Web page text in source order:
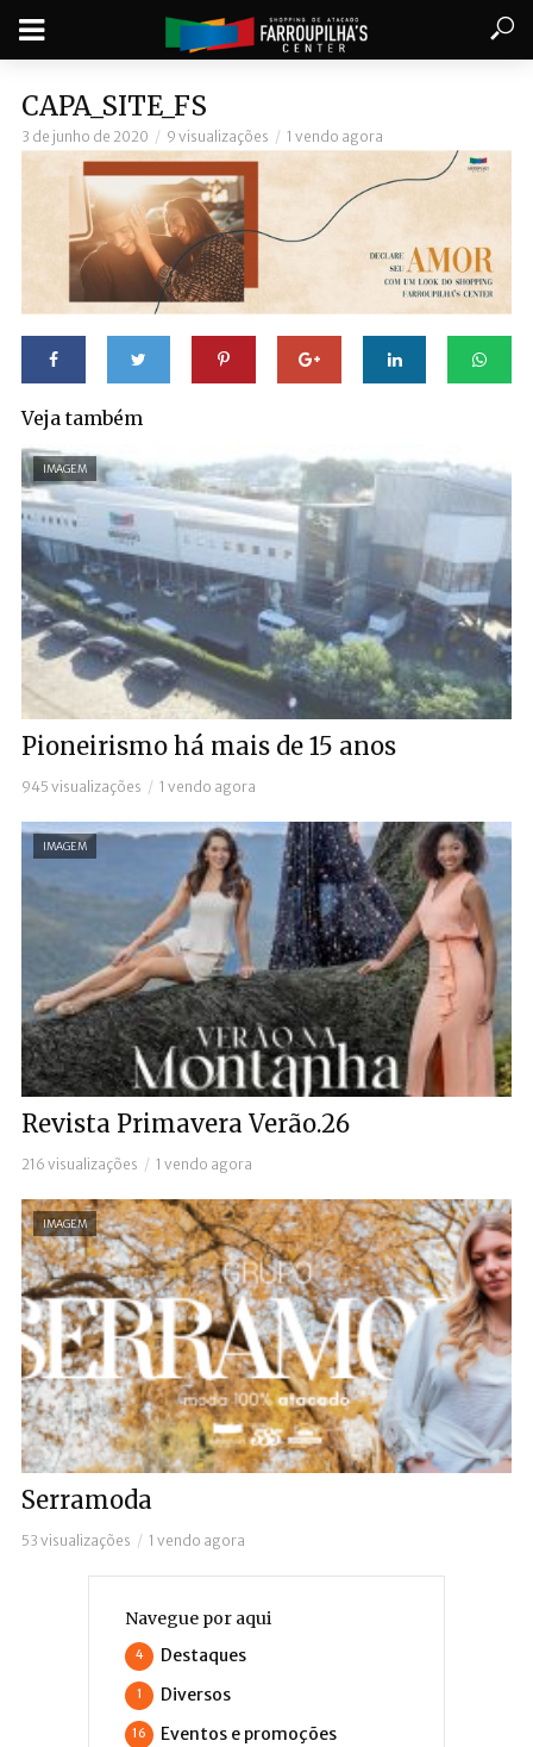
CAPA_SITE_FS
3 de junho de 2020 9 visualizações 1 vendo agora
Veja também
IMAGEM
Pioneirismo há mais de 15 anos
945 visualizações 1 vendo agora
IMAGEM
Revista Primavera Verão.26
216 visualizações 1 vendo agora
IMAGEM
Serramoda
53 visualizações 1 vendo agora
Navegue por aqui
Destaques
4
Diversos
1
Eventos e promoções
16